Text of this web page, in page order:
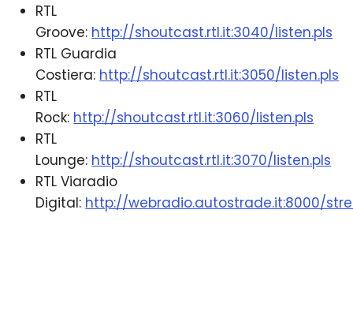
RTL
Groove: http://shoutcast.rtl.it:3040/listen.pls
RTL Guardia
Costiera: http://shoutcast.rtl.it:3050/listen.pls
RTL
Rock: http://shoutcast.rtl.it:3060/listen.pls
RTL
Lounge: http://shoutcast.rtl.it:3070/listen.pls
RTL Viaradio
Digital: http://webradio.autostrade.it:8000/